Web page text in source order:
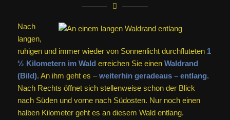
Nach
langen,
ruhigen und immer wieder von Sonnenlicht durchfluteten 1
½ Kilometern im Wald erreichen Sie einen Waldrand
(Bild). An ihm geht es –weiterhin geradeaus – entlang.
Nach Rechts öffnet sich stellenweise schon der Blick
nach Süden und vorne nach Südosten. Nur noch einen
halben Kilometer geht es an diesem Wald entlang.